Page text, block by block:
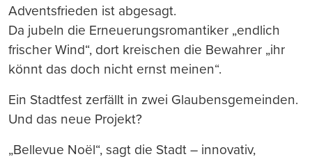
Adventsfrieden ist abgesagt.
Da jubeln die Erneuerungsromantiker „endlich
frischer Wind“, dort kreischen die Bewahrer „ihr
könnt das doch nicht ernst meinen“.
Ein Stadtfest zerfällt in zwei Glaubensgemeinden.
Und das neue Projekt?
„Bellevue Noël“, sagt die Stadt – innovativ,